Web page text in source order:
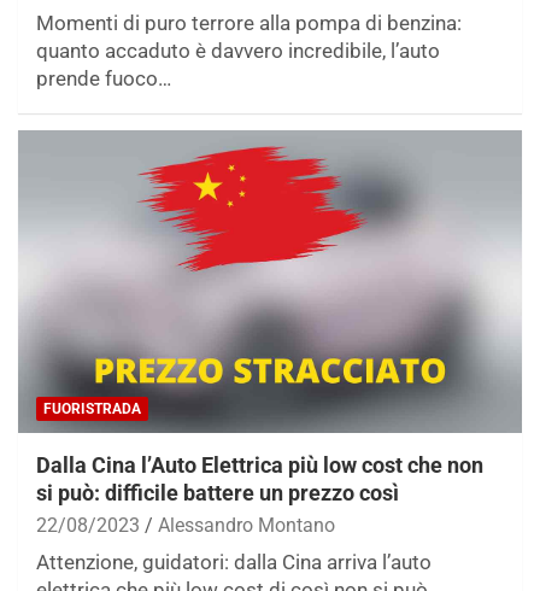
Momenti di puro terrore alla pompa di benzina:
quanto accaduto è davvero incredibile, l’auto
prende fuoco…
FUORISTRADA
Dalla Cina l’Auto Elettrica più low cost che non
si può: difficile battere un prezzo così
22/08/2023 Alessandro Montano
Attenzione, guidatori: dalla Cina arriva l’auto